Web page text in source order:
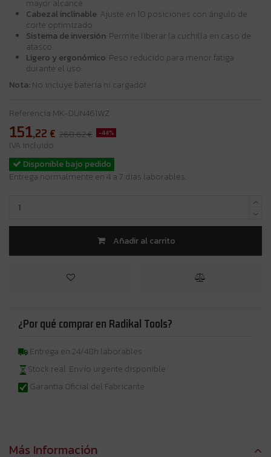
mayor alcance.
Cabezal inclinable : Ajuste en 10 posiciones con ángulo de
corte optimizado.
Sistema de inversión : Permite liberar la cuchilla en caso de
atasco.
Ligero y ergonómico : Peso reducido para menor fatiga
durante el uso.
Nota: No incluye batería ni cargador.
Referencia MK-DUN461WZ
151,22 € 268,62 € -44%
IVA incluido
Disponible bajo pedido
Entrega normalmente en 4 a 7 días laborables.
Añadir al carrito
¿Por qué comprar en Radikal Tools?
Entrega en 24/48h laborables
Stock real. Envío urgente disponible
Garantia Oficial del Fabricante
Más Información